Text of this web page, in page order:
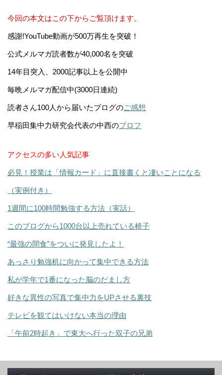
今回の本文はこの下からご覧頂けます。
感謝!YouTube動画が500万再生を突破！
公式メルマガ読者数が40,000名を突破
14年目突入、2000記事以上を公開中
毎晩メルマガ配信中(3000日連続)
読者さん100人から届いたブログのご感想
早稲田集中力研究会代表の中西のプロフ
アクセスの多い人気記事
必見！授業は「情報カード」に直接書くと凄いことになる
（実例付き）
1週間に100時間勉強する方法（実話）
このブログから1000台以上売れている椅子
“最強の間食”をついに発見したよ！
あっさり勉強机に向かって集中できる方法
私が学年で1番になった脳のだまし方
好きな異性の写真で集中力をUPさせる裏技
テレビを観てはいけない本当の理由
「午前2時起き」で東大へ行った双子の兄弟